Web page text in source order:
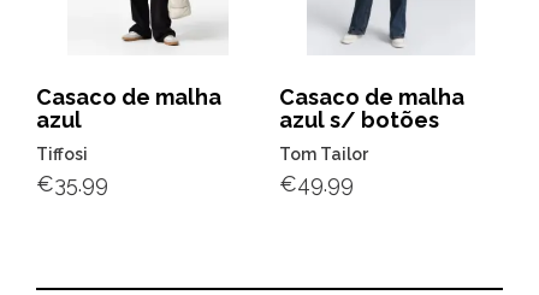
Casaco de malha
azul
Tiffosi
€35.99
Casaco de malha
azul s/ botões
Tom Tailor
€49.99